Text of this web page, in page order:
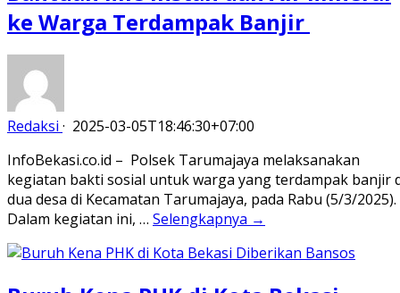
ke Warga Terdampak Banjir
Redaksi · 2025-03-05T18:46:30+07:00
InfoBekasi.co.id – Polsek Tarumajaya melaksanakan
kegiatan bakti sosial untuk warga yang terdampak banjir
dua desa di Kecamatan Tarumajaya, pada Rabu (5/3/2025).
Dalam kegiatan ini, … Selengkapnya →